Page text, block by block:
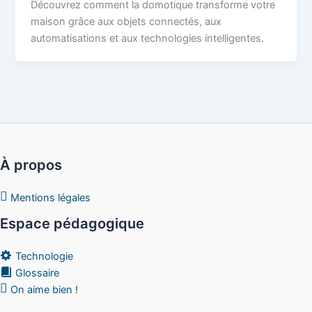
Découvrez comment la domotique transforme votre
maison grâce aux objets connectés, aux
automatisations et aux technologies intelligentes.
À propos
Mentions légales
Espace pédagogique
Technologie
Glossaire
On aime bien !